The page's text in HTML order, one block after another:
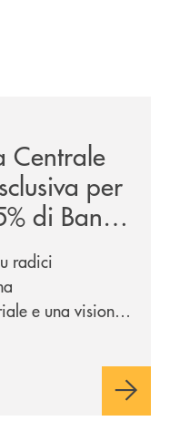
Centrale
per
di Banca
radici
e una visione